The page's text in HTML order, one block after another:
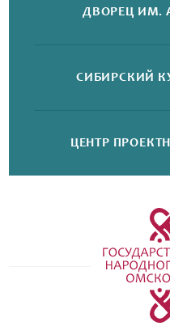
ДВОРЕЦ ИМ.
СИБИРСКИЙ
ЦЕНТР